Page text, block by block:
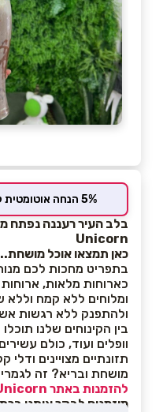
5% הנחה אוטומטית למשלמים בכרטיס המועדון
Unicorn
כאן תמצאו אוכל
בתפריט מחכות לכם
כארוחות מלאות, ארוחות
ומלוחים ללא קמח וללא
ולהתפנק ללא רגשות
בין הקינוחים שלנו
וופלים ועוד, כולם
תזונתיים מצויינים ודלי
מושחת ובריא? זה
להזמנות באתר Protein Unicorn לחצו כאן >>
מוזמנים לבקר אותנו בכתובת